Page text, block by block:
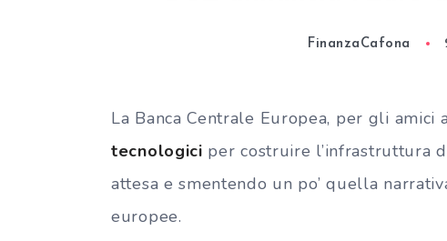
FinanzaCafona
La Banca Centrale Europea, per gli amici
tecnologici per costruire l’infrastruttura
attesa e smentendo un po’ quella
europee.